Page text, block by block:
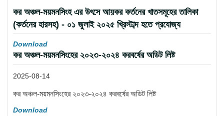
কর অঞ্চল-ময়মনসিংহ এর উৎসে আয়কর কর্তনের খাতসমূহের তালিকা
(কর্তনের হারসহ) - ০১ জুলাই ২০২৫ খ্রিস্টাব্দ হতে প্রযোজ্য
Download
কর অঞ্চল-ময়মনসিংহের ২০২৩-২০২৪ করবর্ষের অডিট লিষ্ট
2025-08-14
কর অঞ্চল-ময়মনসিংহের ২০২৩-২০২৪ করবর্ষের অডিট লিষ্ট
Download